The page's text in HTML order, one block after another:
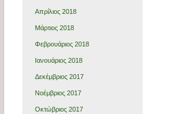
Απρίλιος 2018
Μάρτιος 2018
Φεβρουάριος 2018
Ιανουάριος 2018
Δεκέμβριος 2017
Νοέμβριος 2017
Οκτώβριος 2017